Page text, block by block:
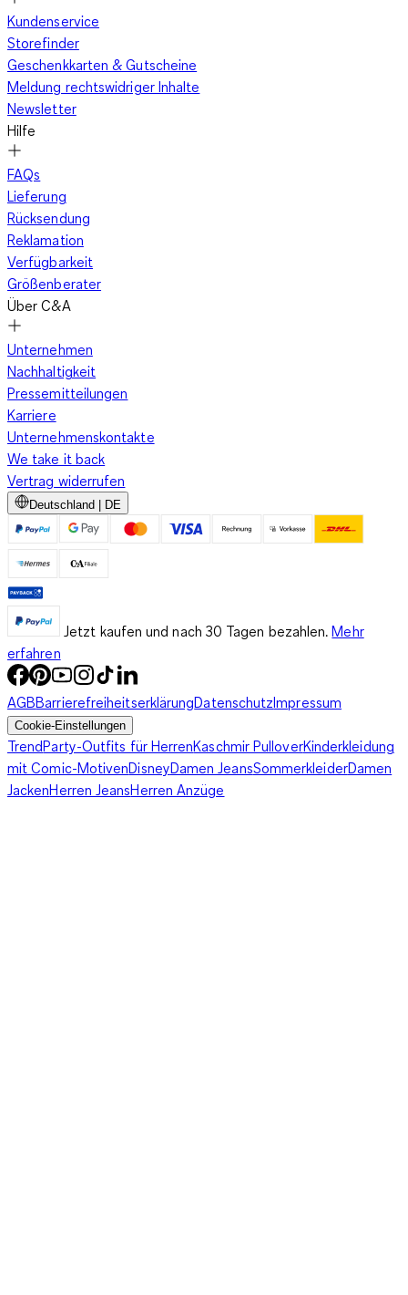
Kundenservice
Storefinder
Geschenkkarten & Gutscheine
Meldung rechtswidriger Inhalte
Newsletter
Hilfe
FAQs
Lieferung
Rücksendung
Reklamation
Verfügbarkeit
Größenberater
Über C&A
Unternehmen
Nachhaltigkeit
Pressemitteilungen
Karriere
Unternehmenskontakte
We take it back
Vertrag widerrufen
Deutschland | DE
Jetzt kaufen und nach 30 Tagen bezahlen. Mehr
erfahren
AGBBarrierefreiheitserklärungDatenschutzImpressum
Cookie-Einstellungen
TrendParty-Outfits für HerrenKaschmir PulloverKinderkleidung
mit Comic-MotivenDisneyDamen JeansSommerkleiderDamen
JackenHerren JeansHerren Anzüge